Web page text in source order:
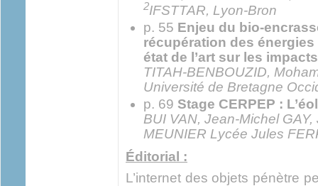
2IFSTTAR, Lyon-Bron
p. 55 Enjeu du bio-
récupération des
état de l’art sur les
TITAH-BENBOUZID,
Université de Bretagne
p. 69 Stage CERPEP :
BUI VAN, Jean-Michel
MEUNIER Lycée Jules
Éditorial :
L’internet des objets pénètre